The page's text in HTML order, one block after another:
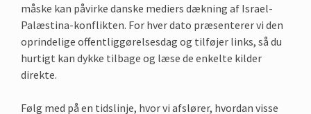
måske kan påvirke danske mediers dækning af Israel-
Palæstina-konflikten. For hver dato præsenterer vi den
oprindelige offentliggørelsesdag og tilføjer links, så du
hurtigt kan dykke tilbage og læse de enkelte kilder
direkte.
Følg med på en tidslinje, hvor vi afslører, hvordan visse